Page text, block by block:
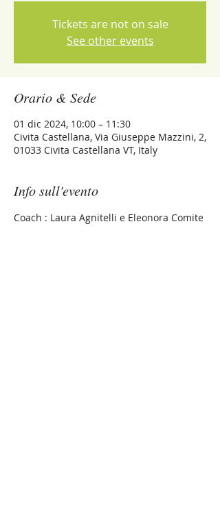
Tickets are not on sale
See other events
Orario & Sede
01 dic 2024, 10:00 – 11:30
Civita Castellana, Via Giuseppe Mazzini, 2,
01033 Civita Castellana VT, Italy
Info sull'evento
Coach : Laura Agnitelli e Eleonora Comite